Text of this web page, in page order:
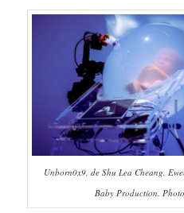
Unborn0x9, de Shu Lea Cheang,
Baby Production.